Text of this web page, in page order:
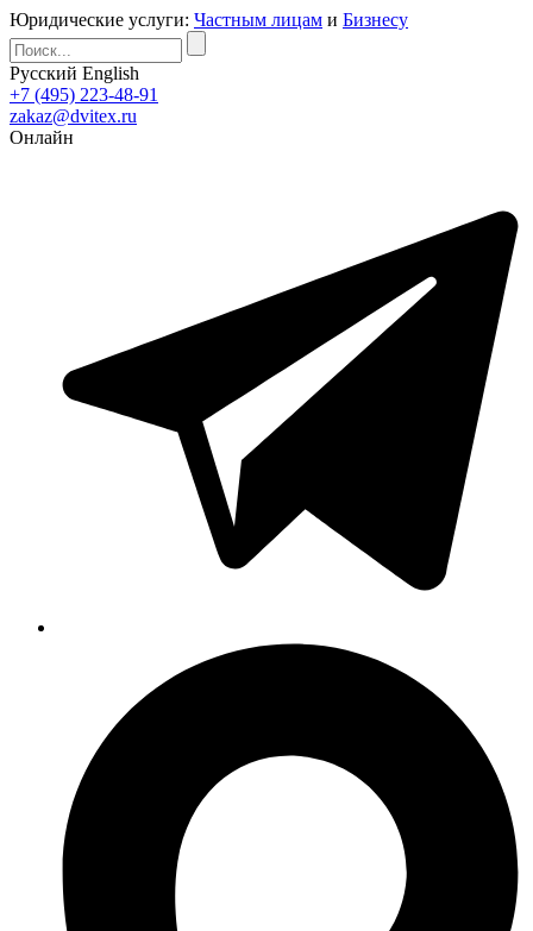
Юридические услуги: Частным лицам и Бизнесу
Русский English
+7 (495) 223-48-91
zakaz@dvitex.ru
Онлайн